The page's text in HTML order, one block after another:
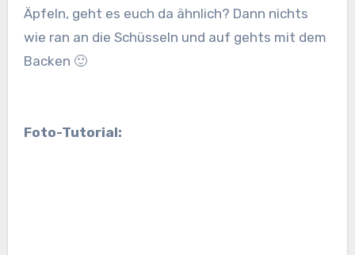
Äpfeln, geht es euch da ähnlich? Dann nichts
wie ran an die Schüsseln und auf gehts mit dem
Backen 🙂
Foto-Tutorial: